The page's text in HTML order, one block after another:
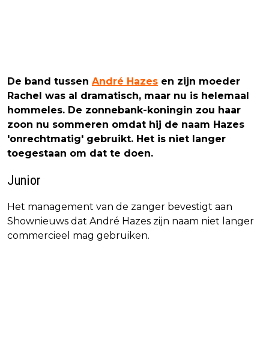
De band tussen André Hazes en zijn moeder
Rachel was al dramatisch, maar nu is helemaal
hommeles. De zonnebank-koningin zou haar
zoon nu sommeren omdat hij de naam Hazes
'onrechtmatig' gebruikt. Het is niet langer
toegestaan om dat te doen.
Junior
Het management van de zanger bevestigt aan
Shownieuws dat André Hazes zijn naam niet langer
commercieel mag gebruiken.